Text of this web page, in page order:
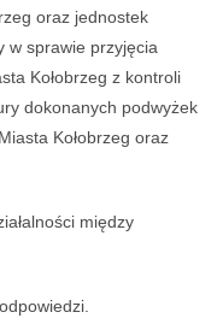
oraz jednostek
w sprawie przyjęcia
Kołobrzeg z kontroli
dokonanych podwyżek
Kołobrzeg oraz
między